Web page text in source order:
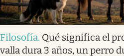
Filosofía. Qué significa el
valla dura 3 años, un perro